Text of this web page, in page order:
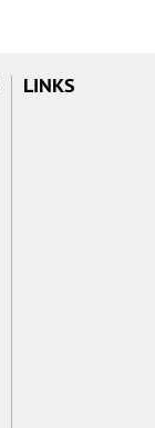
LINKS